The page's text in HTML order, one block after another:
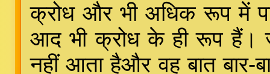
क्रोध और भी अधिक रूप में
आद भी क्रोध के ही रूप हैं।
नहीं आता हैऔर वह बात बार-